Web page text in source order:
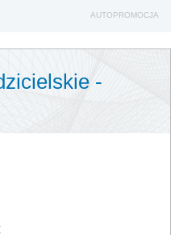
AUTOPROMOCJA
-